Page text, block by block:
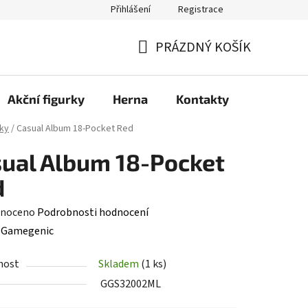
Přihlášení Registrace
KOŠÍK
PRÁZDNÝ KOŠÍK
Akční figurky Herna Kontakty
/ Casual Album 18-Pocket Red
Album 18-Pocket
Podrobnosti hodnocení
Gamegenic
Skladem (1 ks)
GGS32002ML